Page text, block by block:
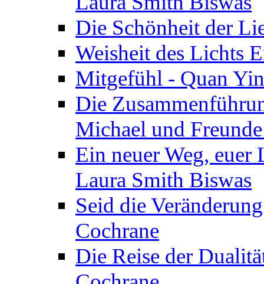
Die Schönheit der
Weisheit des Lichts
Mitgefühl - Quan
Die
Michael und
Ein neuer Weg, euer
Laura Smith Biswas
Seid die
Cochrane
Die Reise der